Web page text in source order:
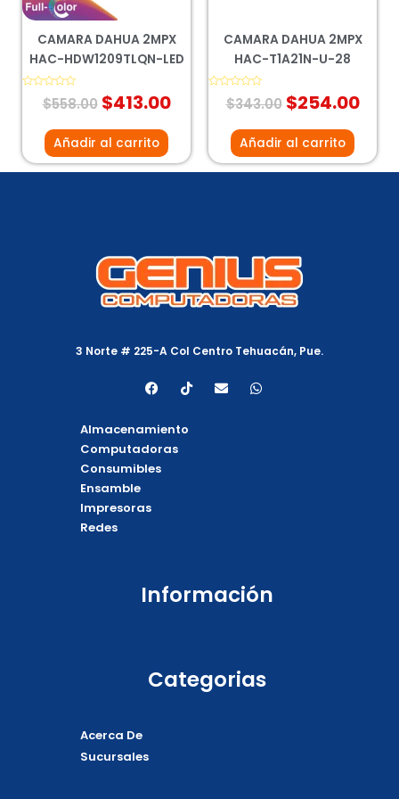
CAMARA DAHUA 2MPX
HAC-HDW1209TLQN-LED
Valorado
$558.00 $413.00
Añadir al carrito
CAMARA DAHUA 2MPX
HAC-T1A21N-U-28
Valorado
$343.00 $254.00
Añadir al carrito
3 Norte # 225-A Col Centro Tehuacán, Pue.
F
a
e
b
o
k
T
i
o
E
n
W
h
Almacenamiento
Computadoras
Consumibles
Ensamble
Impresoras
Redes
Información
Categorias
Acerca De
Sucursales